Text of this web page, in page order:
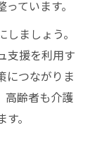
ています。
ましょう。
支援を利用す
につながりま
高齢者も介護
。